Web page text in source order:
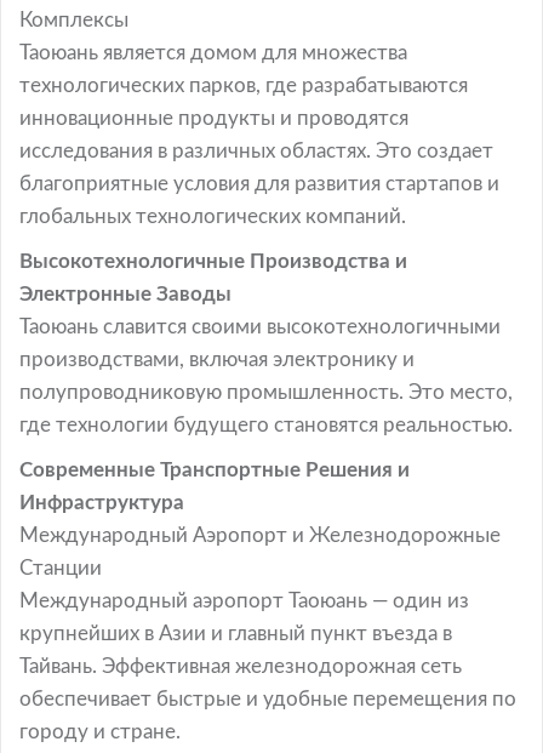
Комплексы
Таоюань является домом для множества
технологических парков, где разрабатываются
инновационные продукты и проводятся
исследования в различных областях. Это создает
благоприятные условия для развития стартапов и
глобальных технологических компаний.
Высокотехнологичные Производства и
Электронные Заводы
Таоюань славится своими высокотехнологичными
производствами, включая электронику и
полупроводниковую промышленность. Это место,
где технологии будущего становятся реальностью.
Современные Транспортные Решения и
Инфраструктура
Международный Аэропорт и Железнодорожные
Станции
Международный аэропорт Таоюань — один из
крупнейших в Азии и главный пункт въезда в
Тайвань. Эффективная железнодорожная сеть
обеспечивает быстрые и удобные перемещения по
городу и стране.